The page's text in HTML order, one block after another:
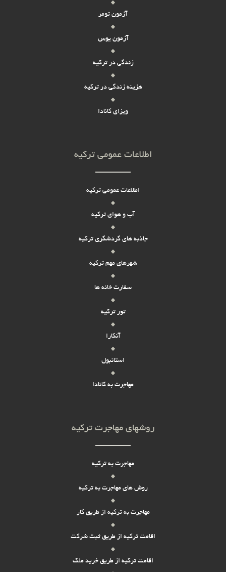
آزمون تومر
آزمون یوس
زندگی در ترکیه
هزینه زندگی در ترکیه
ویزای کانادا
اطلاعات عمومی ترکیه
اطلاعات عمومی ترکیه
آب و هوای ترکیه
جاذبه های گردشگری ترکیه
شهرهای مهم ترکیه
سفارت خانه ها
تور ترکیه
آنکارا
استانبول
مهاجرت به کانادا
روشهای مهاجرت ترکیه
مهاجرت به ترکیه
روش های مهاجرت به ترکیه
مهاجرت به ترکیه از طریق کار
اقامت ترکیه از طریق ثبت شرکت
اقامت ترکیه از طریق خرید ملک